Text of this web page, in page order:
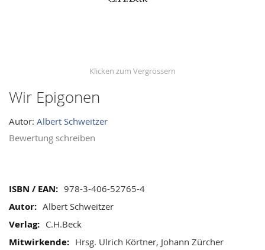
Wir Epigonen
Autor: Albert Schweitzer
Bewertung schreiben
Mehr
Informationen
978-3-406-52765-4
Albert Schweitzer
C.H.Beck
Hrsg. Ulrich Körtner, Johann Zürcher
Skip
the
beginning
gallery